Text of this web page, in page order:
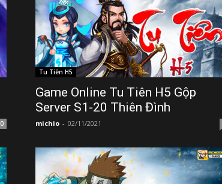
0
Tu Tiên H5
Game Online Tu Tiên H5 Gộp
Server S1-20 Thiên Đình
michio - 02/11/2021